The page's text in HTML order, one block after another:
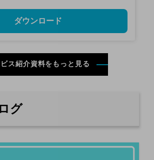
ダウンロード
ス紹介資料をもっと見る
グ